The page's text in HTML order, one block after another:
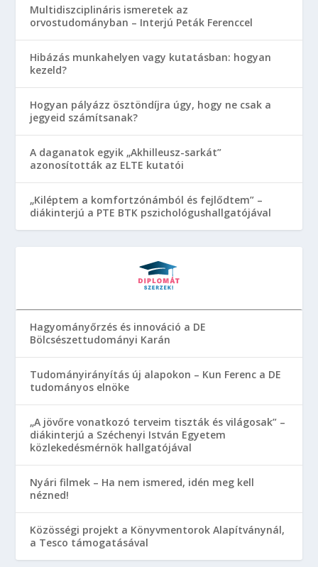
Multidiszciplináris ismeretek az
orvostudományban – Interjú Peták Ferenccel
Hibázás munkahelyen vagy kutatásban: hogyan
kezeld?
Hogyan pályázz ösztöndíjra úgy, hogy ne csak a
jegyeid számítsanak?
A daganatok egyik „Akhilleusz-sarkát”
azonosították az ELTE kutatói
„Kiléptem a komfortzónámból és fejlődtem” –
diákinterjú a PTE BTK pszichológushallgatójával
Hagyományőrzés és innováció a DE
Bölcsészettudományi Karán
Tudományirányítás új alapokon – Kun Ferenc a DE
tudományos elnöke
„A jövőre vonatkozó terveim tiszták és világosak” –
diákinterjú a Széchenyi István Egyetem
közlekedésmérnök hallgatójával
Nyári filmek – Ha nem ismered, idén meg kell
nézned!
Közösségi projekt a Könyvmentorok Alapítványnál,
a Tesco támogatásával